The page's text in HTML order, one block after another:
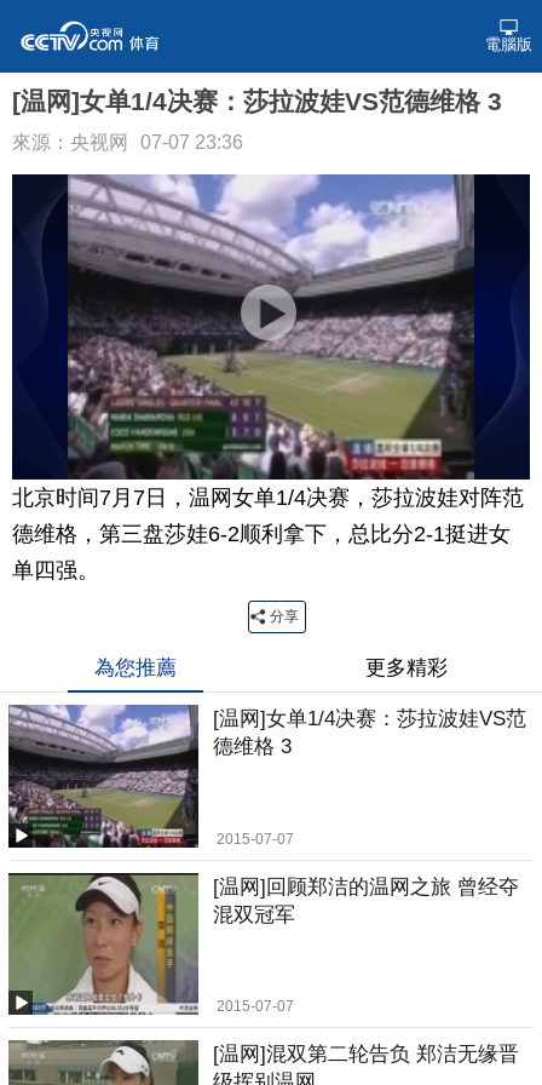
電腦版
[温网]女单1/4决赛：莎拉波娃VS范德维格 3
來源：央视网 07-07 23:36
北京时间7月7日，温网女单1/4决赛，莎拉波娃对阵范
德维格，第三盘莎娃6-2顺利拿下，总比分2-1挺进女
单四强。
分享
為您推薦 更多精彩
[温网]女单1/4决赛：莎拉波娃VS范
德维格 3
2015-07-07
[温网]回顾郑洁的温网之旅 曾经夺
混双冠军
2015-07-07
[温网]混双第二轮告负 郑洁无缘晋